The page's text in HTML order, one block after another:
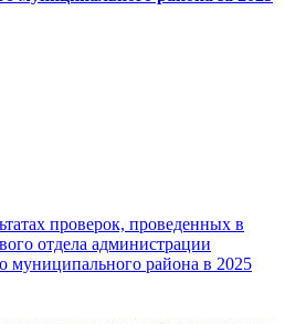
проверок, проведенных в
отдела администрации
муниципального района в 2025